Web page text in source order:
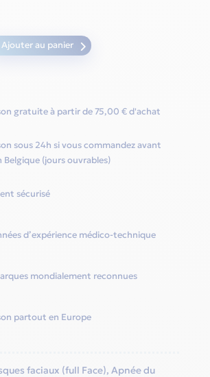
Ajouter au panier
gratuite à partir de 75,00 € d'achat
sous 24h si vous commandez avant
Belgique (jours ouvrables)
sécurisé
d’expérience médico-technique
mondialement reconnues
partout en Europe
faciaux (full Face), Apnée du